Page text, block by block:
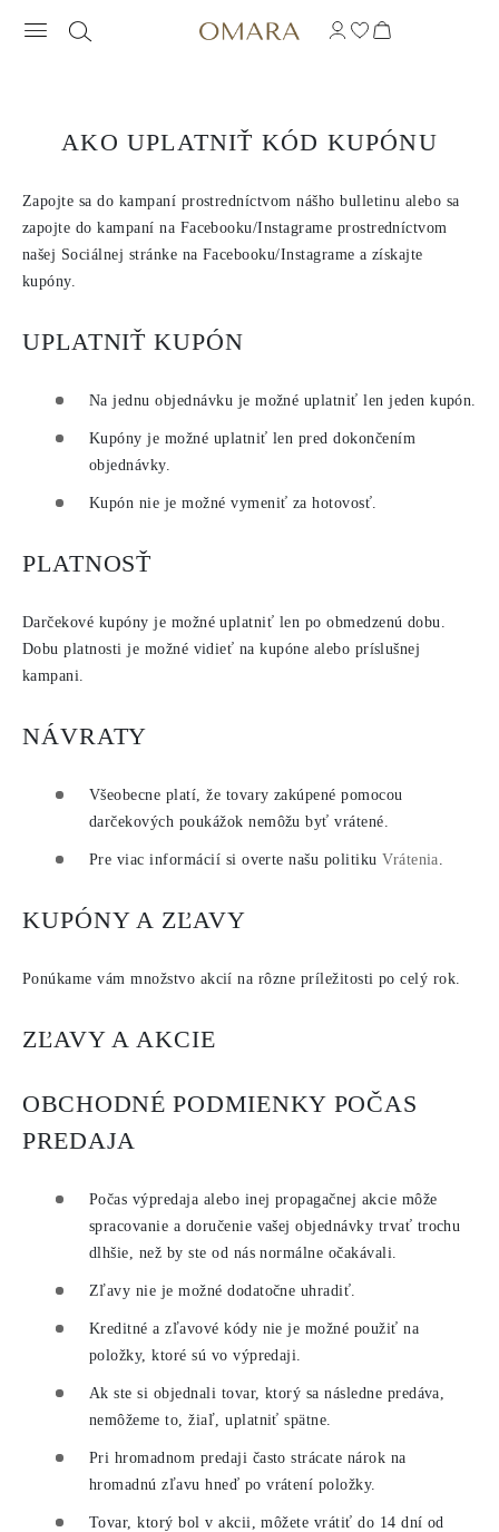
AKO UPLATNIŤ KÓD KUPÓNU
Zapojte sa do kampaní prostredníctvom nášho bulletinu alebo sa
zapojte do kampaní na Facebooku/Instagrame prostredníctvom
našej Sociálnej stránke na Facebooku/Instagrame a získajte
kupóny.
UPLATNIŤ KUPÓN
Na jednu objednávku je možné uplatniť len jeden kupón.
Kupóny je možné uplatniť len pred dokončením
objednávky.
Kupón nie je možné vymeniť za hotovosť.
PLATNOSŤ
Darčekové kupóny je možné uplatniť len po obmedzenú dobu.
Dobu platnosti je možné vidieť na kupóne alebo príslušnej
kampani.
NÁVRATY
Všeobecne platí, že tovary zakúpené pomocou
darčekových poukážok nemôžu byť vrátené.
Pre viac informácií si overte našu politikuVrátenia.
KUPÓNY A ZĽAVY
Ponúkame vám množstvo akcií na rôzne príležitosti po celý rok.
ZĽAVY A AKCIE
OBCHODNÉ PODMIENKY POČAS
PREDAJA
Počas výpredaja alebo inej propagačnej akcie môže
spracovanie a doručenie vašej objednávky trvať trochu
dlhšie, než by ste od nás normálne očakávali.
Zľavy nie je možné dodatočne uhradiť.
Kreditné a zľavové kódy nie je možné použiť na
položky, ktoré sú vo výpredaji.
Ak ste si objednali tovar, ktorý sa následne predáva,
nemôžeme to, žiaľ, uplatniť spätne.
Pri hromadnom predaji často strácate nárok na
hromadnú zľavu hneď po vrátení položky.
Tovar, ktorý bol v akcii, môžete vrátiť do 14 dní od